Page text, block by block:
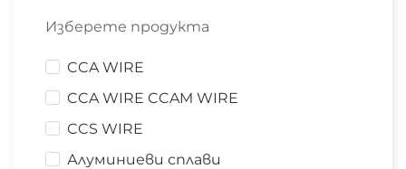
Изберете продукта
CCA WIRE
CCA WIRE CCAM WIRE
CCS WIRE
Алуминиеви сплави